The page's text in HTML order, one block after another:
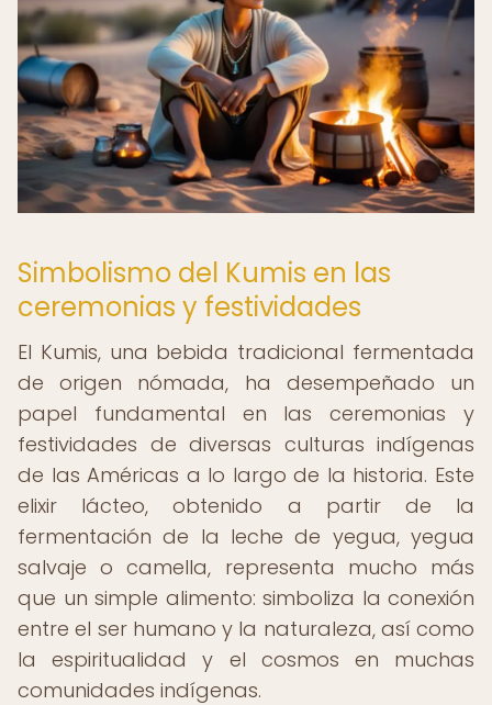
Simbolismo del Kumis en las
ceremonias y festividades
El Kumis, una bebida tradicional fermentada
de origen nómada, ha desempeñado un
papel fundamental en las ceremonias y
festividades de diversas culturas indígenas
de las Américas a lo largo de la historia. Este
elixir lácteo, obtenido a partir de la
fermentación de la leche de yegua, yegua
salvaje o camella, representa mucho más
que un simple alimento: simboliza la conexión
entre el ser humano y la naturaleza, así como
la espiritualidad y el cosmos en muchas
comunidades indígenas.